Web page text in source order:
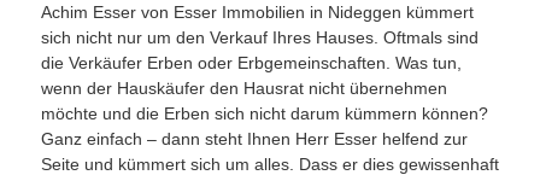
Achim Esser von Esser Immobilien in Nideggen kümmert
sich nicht nur um den Verkauf Ihres Hauses. Oftmals sind
die Verkäufer Erben oder Erbgemeinschaften. Was tun,
wenn der Hauskäufer den Hausrat nicht übernehmen
möchte und die Erben sich nicht darum kümmern können?
Ganz einfach – dann steht Ihnen Herr Esser helfend zur
Seite und kümmert sich um alles. Dass er dies gewissenhaft